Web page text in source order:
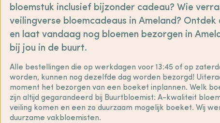
bloemstuk inclusief bijzonder cadeau? Wie
veilingverse bloemcadeaus in Ameland? Ontdek
en laat vandaag nog bloemen bezorgen in
bij jou in de buurt.
Alle bestellingen die op werkdagen voor 13:45 of op
worden, kunnen nog dezelfde dag worden bezorgd!
moment het bezorgen van een boeket inplannen. Welk
zijn altijd gegarandeerd bij Buurtbloemist: A-kwaliteit
veiling komen en een zo duurzaam mogelijk boeket. Wij
duurzame vakbloemisten.